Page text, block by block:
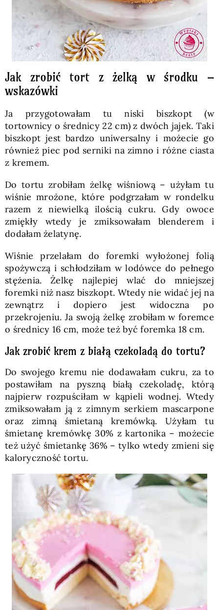
Jak zrobić tort z żelką w środku –
wskazówki
Ja przygotowałam tu niski biszkopt (w
tortownicy o średnicy 22 cm) z dwóch jajek. Taki
biszkopt jest bardzo uniwersalny i możecie go
również piec pod serniki na zimno i różne ciasta
z kremem.
Do tortu zrobiłam żelkę wiśniową – użyłam tu
wiśnie mrożone, które podgrzałam w rondelku
razem z niewielką ilością cukru. Gdy owoce
zmiękły wtedy je zmiksowałam blenderem i
dodałam żelatynę.
Wiśnie przelałam do foremki wyłożonej folią
spożywczą i schłodziłam w lodówce do pełnego
stężenia. Żelkę najlepiej wlać do mniejszej
foremki niż nasz biszkopt. Wtedy nie widać jej na
zewnątrz i dopiero jest widoczna po
przekrojeniu. Ja swoją żelkę zrobiłam w foremce
o średnicy 16 cm, może też być foremka 18 cm.
Jak zrobić krem z białą czekoladą do tortu?
Do swojego kremu nie dodawałam cukru, za to
postawiłam na pyszną białą czekoladę, którą
najpierw rozpuściłam w kąpieli wodnej. Wtedy
zmiksowałam ją z zimnym serkiem mascarpone
oraz zimną śmietaną kremówką. Użyłam tu
śmietanę kremówkę 30% z kartonika – możecie
też użyć śmietankę 36% – tylko wtedy zmieni się
kaloryczność tortu.